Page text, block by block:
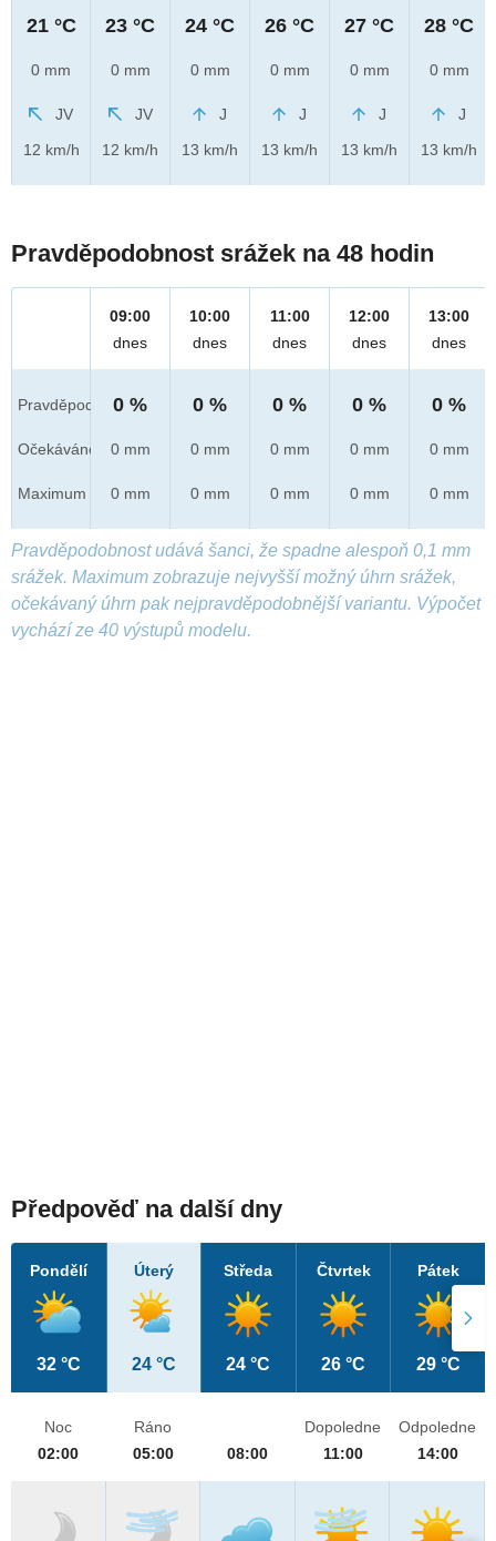
21 °C
0 mm
JV
12 km/h
23 °C
0 mm
JV
12 km/h
24 °C
0 mm
J
13 km/h
26 °C
0 mm
J
13 km/h
27 °C
0 mm
J
13 km/h
28 °C
0 mm
J
13 km/h
Pravděpodobnost srážek na 48 hodin
Pravděpod.
Očekáváno
Maximum
09:00
dnes
0 %
0 mm
0 mm
10:00
dnes
0 %
0 mm
0 mm
11:00
dnes
0 %
0 mm
0 mm
12:00
dnes
0 %
0 mm
0 mm
13:00
dnes
0 %
0 mm
0 mm
Pravděpodobnost udává šanci, že spadne alespoň 0,1 mm
srážek. Maximum zobrazuje nejvyšší možný úhrn srážek,
očekávaný úhrn pak nejpravděpodobnější variantu. Výpočet
vychází ze 40 výstupů modelu.
Předpověď na další dny
Pondělí
32 °C
Úterý
24 °C
Středa
24 °C
Čtvrtek
26 °C
Pátek
29 °C
Noc
02:00
Ráno
05:00
08:00
Dopoledne
11:00
Odpoledne
14:00